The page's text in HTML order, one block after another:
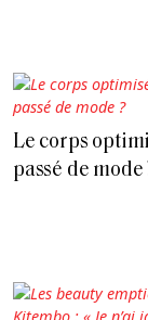
Le corps
passé de mode